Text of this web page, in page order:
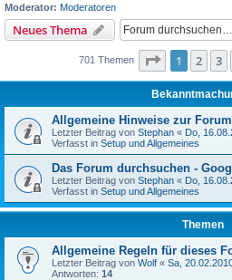
Moderator: Moderatoren
Neues Thema
701 Themen Seite 1von
1 2 3
Allgemeine Hinweise zur
Letzter Beitrag von Stephan « Do,
Verfasst in Setup und Allgemeines
Das Forum durchsuchen -
Letzter Beitrag von Stephan « Do,
Verfasst in Setup und Allgemeines
Themen
Allgemeine Regeln für dieses
Letzter Beitrag von Wolf « Sa,
Antworten: 14